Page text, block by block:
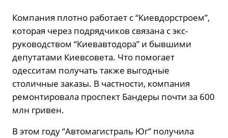
Компания плотно работает с “Киевдорстроем”,
которая через подрядчиков связана с экс-
руководством “Киевавтодора” и бывшими
депутатами Киевсовета. Что помогает
одесситам получать также выгодные
столичные заказы. В частности, компания
ремонтировала проспект Бандеры почти за 600
млн гривен.
В этом году “Автомагистраль Юг” получила